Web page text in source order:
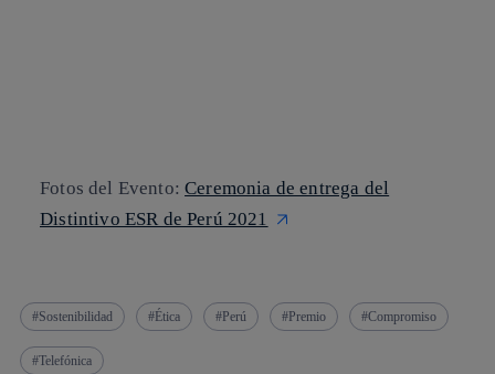
Fotos del Evento:Ceremonia de entrega del
Distintivo ESR de Perú 2021
Sostenibilidad Ética Perú Premio Compromiso
Telefónica